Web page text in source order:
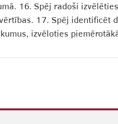
16. Spēj radoši
17. Spēj identificēt
izvēloties